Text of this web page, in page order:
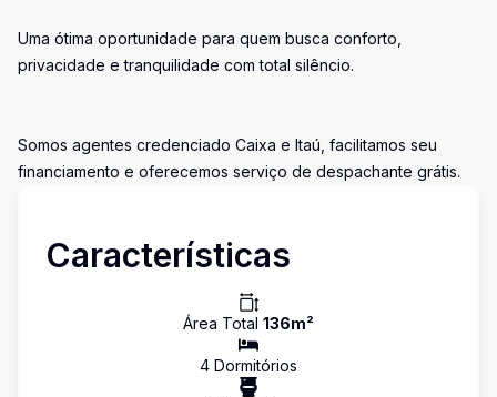
Uma ótima oportunidade para quem busca conforto,
privacidade e tranquilidade com total silêncio.
Somos agentes credenciado Caixa e Itaú, facilitamos seu
financiamento e oferecemos serviço de despachante grátis.
Características
Área Total 136m²
4 Dormitórios